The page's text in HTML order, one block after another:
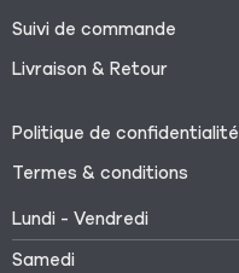
Suivi de commande
Livraison & Retour
Politique de confidentialité
Termes & conditions
Lundi - Vendredi
Samedi